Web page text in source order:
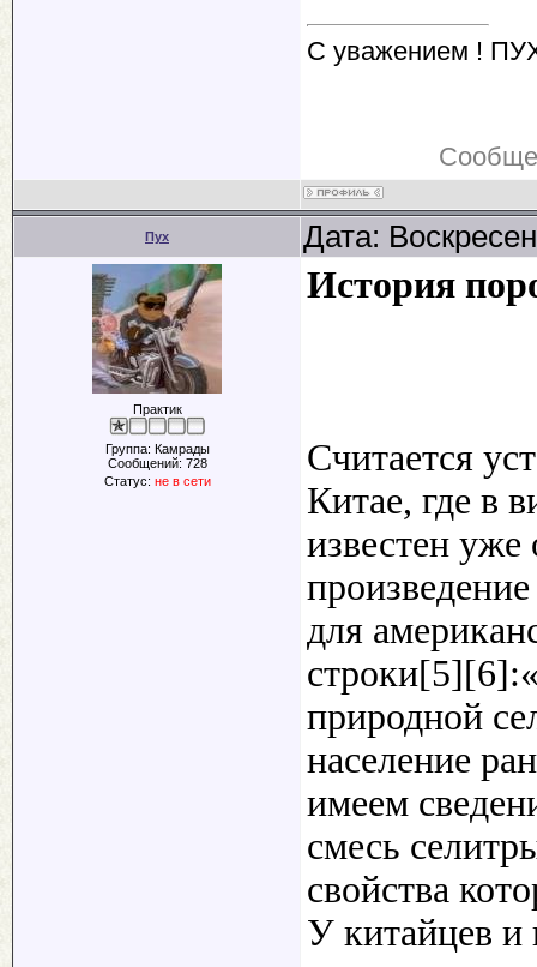
С уважением !
Пух Дата:
Практик
Группа: Камрады
Сообщений: 728
Статус: не в сети
История
Считается
Китае, где в
известен
для
природной
население
имеем
смесь
свойства
У китайцев и